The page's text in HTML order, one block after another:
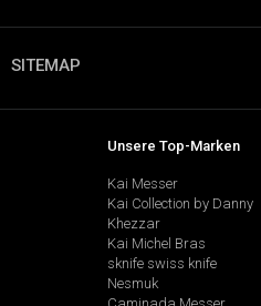
SITEMAP
Unsere Top-Marken
Kai Messer
Kai Collection by Danny
Khezzar
Kai Michel Bras
sknife swiss knife
Nesmuk